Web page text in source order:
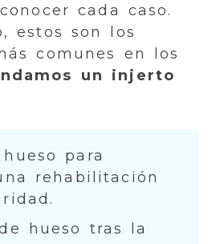
cada caso.
estos son los
comunes en los
un injerto
para
rehabilitación
hueso tras la